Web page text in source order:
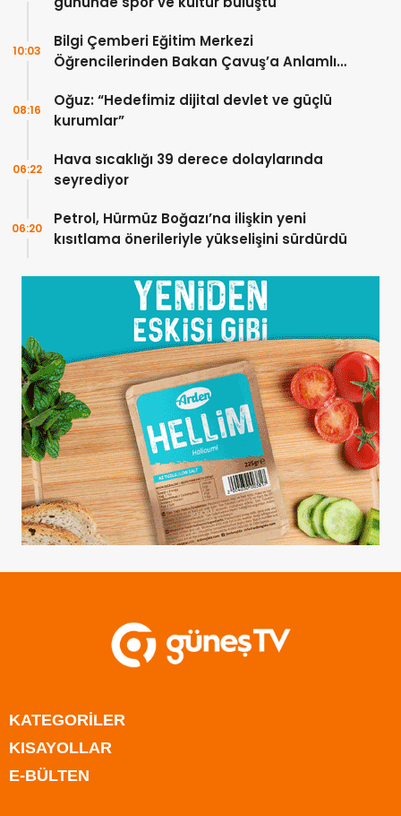
Bilgi Çemberi Eğitim Merkezi
Öğrencilerinden Bakan Çavuş’a Anlamlı
10:03
Oğuz: “Hedefimiz dijital devlet ve güçlü
kurumlar”
08:16
Hava sıcaklığı 39 derece dolaylarında
seyrediyor
06:22
Petrol, Hürmüz Boğazı’na ilişkin yeni
kısıtlama önerileriyle yükselişini sürdürdü
06:20
KATEGORİLER
Anasayfa
Kıbrıs
KISAYOLLAR
E-BÜLTEN